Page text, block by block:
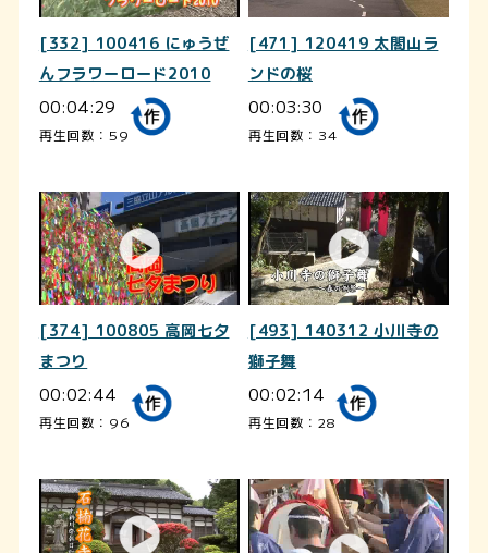
[332] 100416 にゅうぜ
んフラワーロード2010
00:04:29
再生回数：59
[471] 120419 太閤山ラ
ンドの桜
00:03:30
再生回数：34
[374] 100805 高岡七夕
まつり
00:02:44
再生回数：96
[493] 140312 小川寺の
獅子舞
00:02:14
再生回数：28